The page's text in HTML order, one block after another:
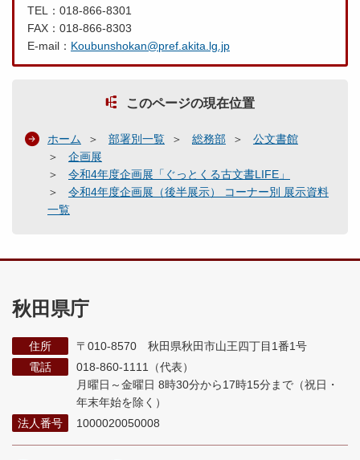
TEL：018-866-8301
FAX：018-866-8303
E-mail： Koubunshokan@pref.akita.lg.jp
このページの現在位置
ホーム 部署別一覧 総務部
公文書館
企画展
令和4年度企画展「ぐっとくる古文書LIFE」
令和4年度企画展（後半展示） コーナー別 展示資料
一覧
秋田県庁
住所
〒010-8570 秋田県秋田市山王四丁目1番1号
電話
018-860-1111（代表）
月曜日～金曜日 8時30分から17時15分まで （祝日・
年末年始を除く）
法人番号
1000020050008